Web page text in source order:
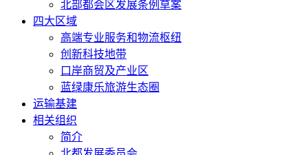
北部都会区发展条例草案
四大区域
高端专业服务和物流枢纽
创新科技地带
口岸商贸及产业区
蓝绿康乐旅游生态圈
运输基建
相关组织
简介